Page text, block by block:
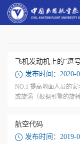
飞机发动机上的“逗
发布时间：2020-
NO.1 提高地面人员的
或旋涡（根据引擎的旋
航空代码
发布时间：2019-